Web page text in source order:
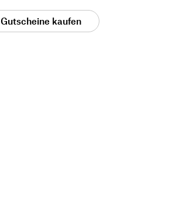
Gutscheine kaufen